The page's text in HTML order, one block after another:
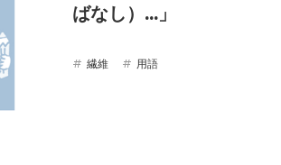
ばなし）…」
繊維 用語